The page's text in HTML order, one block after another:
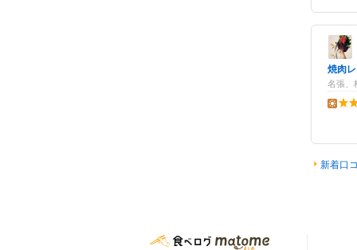
焼肉
名張、
昼の
新着口